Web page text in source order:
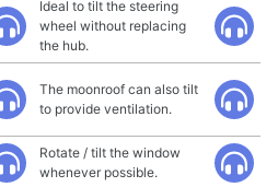
Ideal to tilt the steering
wheel without replacing
the hub.
The moonroof can also tilt
to provide ventilation.
Rotate / tilt the window
whenever possible.